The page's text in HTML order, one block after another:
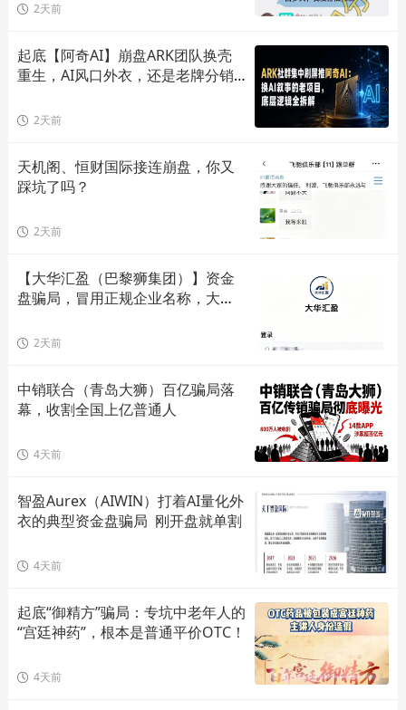
2天前
起底【阿奇AI】崩盘ARK团队换壳
重生，AI风口外衣，还是老牌分销
2天前
天机阁、恒财国际接连崩盘，你又
踩坑了吗？
2天前
【大华汇盈（巴黎狮集团）】资金
盘骗局，冒用正规企业名称，大量
2天前
中销联合（青岛大狮）百亿骗局落
幕，收割全国上亿普通人
4天前
智盈Aurex（AIWIN）打着AI量化外
衣的典型资金盘骗局  刚开盘就单割
4天前
起底“御精方”骗局：专坑中老年人的
“宫廷神药”，根本是普通平价OTC！
4天前